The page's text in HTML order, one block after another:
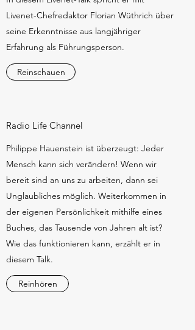
Livenet-Chefredaktor Florian Wüthrich über
seine Erkenntnisse aus langjähriger
Erfahrung als Führungsperson.
Reinschauen
Radio Life Channel
Philippe Hauenstein ist überzeugt: Jeder
Mensch kann sich verändern! Wenn wir
bereit sind an uns zu arbeiten, dann sei
Unglaubliches möglich. Weiterkommen in
der eigenen Persönlichkeit mithilfe eines
Buches, das Tausende von Jahren alt ist?
Wie das funktionieren kann, erzählt er in
diesem Talk.
Reinhören